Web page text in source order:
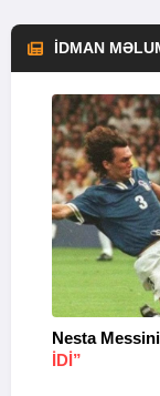
İDMAN
Nesta
IDI”